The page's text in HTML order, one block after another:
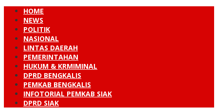
HOME
NEWS
POLITIK
NASIONAL
LINTAS DAERAH
PEMERINTAHAN
HUKUM & KRMIMINAL
DPRD BENGKALIS
PEMKAB BENGKALIS
INFOTORIAL PEMKAB SIAK
DPRD SIAK